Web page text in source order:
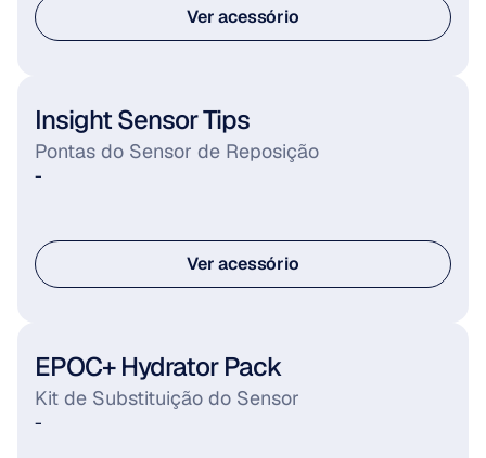
Ver acessório
-
Insight Sensor Tips
Pontas do Sensor de Reposição
Ver acessório
-
EPOC+ Hydrator Pack